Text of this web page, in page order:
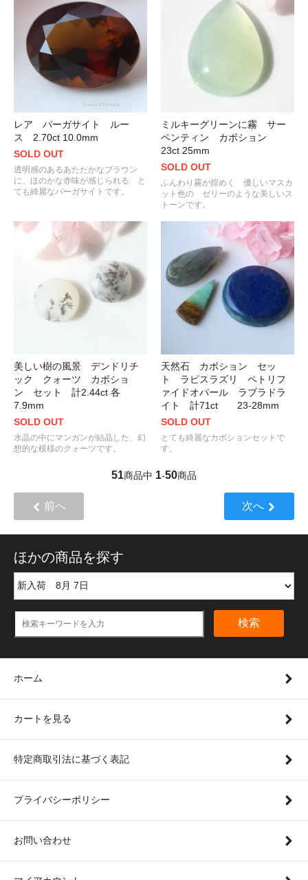
レア パーガサイト ルー
ス 2.70ct 10.0mm
SOLD OUT
透明感のあるあたたかなブラウン
に、ほのかな赤味が感じられる と
ても綺麗なパーガサイトです。
ミルキーグリーンに霧 サー
ペンティン カボション
23ct 25mm
SOLD OUT
ふんわり霧が煌めく 優しいマスカ
ット色の ゼリーのような美しいス
トーンです。
美しい樹の風景 デンドリチ
ック クォーツ カボショ
ン セット 計2.44ct 各
7.9mm
SOLD OUT
水晶の中にマンガンが結晶した、幻
想的な模様のクォーツです。
天然石 カボション セッ
ト ラピスラズリ ペトリフ
ァイドオパール ラブラドラ
イト 計71ct 23-28mm
SOLD OUT
とても綺麗なカボションセットで
す。
51商品中 1-50商品
前へ 次へ
ほかの商品を探す
検索
ホーム
カートを見る
特定商取引法に基づく表記
プライバシーポリシー
お問い合わせ